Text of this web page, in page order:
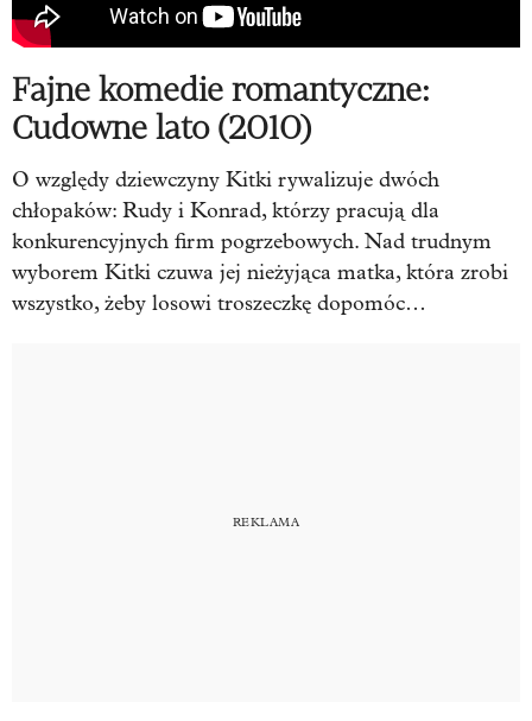
Fajne komedie romantyczne:
Cudowne lato (2010)
O względy dziewczyny Kitki rywalizuje dwóch
chłopaków: Rudy i Konrad, którzy pracują dla
konkurencyjnych firm pogrzebowych. Nad trudnym
wyborem Kitki czuwa jej nieżyjąca matka, która zrobi
wszystko, żeby losowi troszeczkę dopomóc…